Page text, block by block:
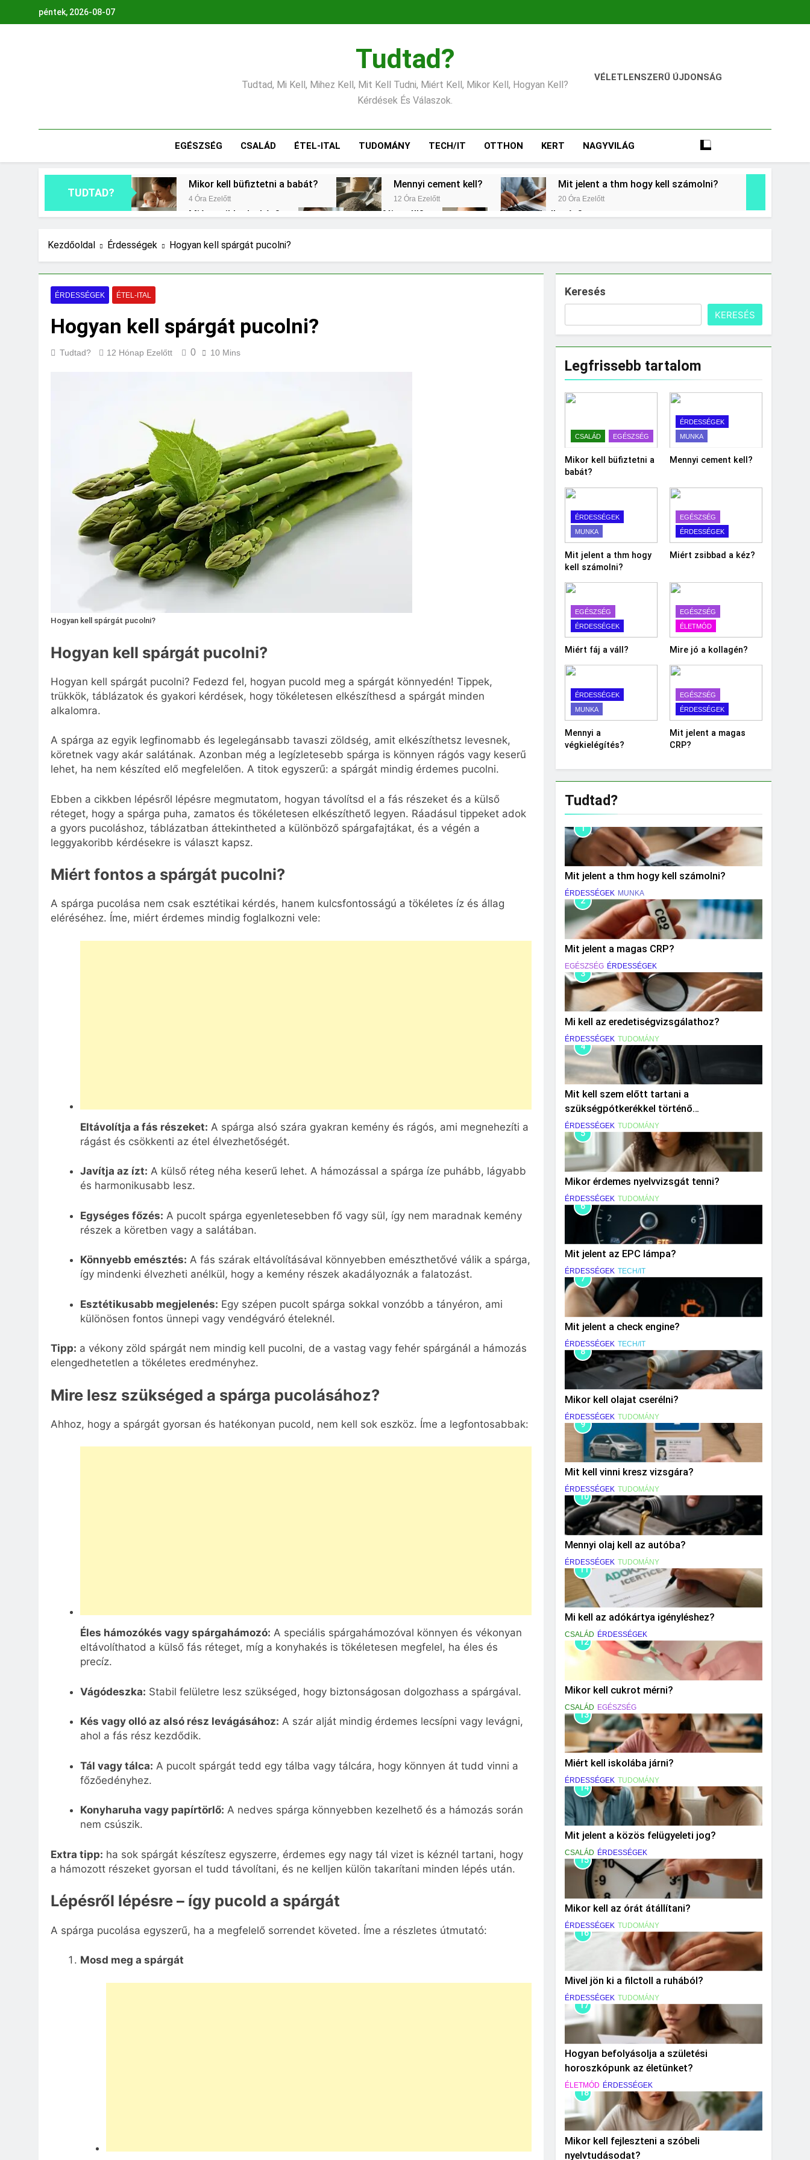
péntek, 2026-08-07
Tudtad?
Tudtad, Mi Kell, Mihez Kell, Mit Kell Tudni, Miért Kell, Mikor Kell, Hogyan Kell?
Kérdések És Válaszok.
VÉLETLENSZERŰ ÚJDONSÁG
EGÉSZSÉG CSALÁD ÉTEL-ITAL TUDOMÁNY TECH/IT OTTHON KERT NAGYVILÁG
TUDTAD?
Mikor kell büfiztetni a babát?
4 Óra Ezelőtt
Mennyi cement kell?
12 Óra Ezelőtt
Mit jelent a thm hogy kell számolni?
20 Óra Ezelőtt
Miért zsibbad a kéz? Miért fáj a váll? Mire jó a kollagén?
Mennyi a végkielégítés?
Mit jelent a magas vérnyomás?
Kezdőoldal Érdességek Hogyan kell spárgát pucolni?
ÉRDESSÉGEK ÉTEL-ITAL
Hogyan kell spárgát pucolni?
Tudtad? 12 Hónap Ezelőtt 0 10 Mins
Hogyan kell spárgát pucolni?
Hogyan kell spárgát pucolni?
Hogyan kell spárgát pucolni? Fedezd fel, hogyan pucold meg a spárgát könnyedén! Tippek,
trükkök, táblázatok és gyakori kérdések, hogy tökéletesen elkészíthesd a spárgát minden
alkalomra.
A spárga az egyik legfinomabb és legelegánsabb tavaszi zöldség, amit elkészíthetsz levesnek,
köretnek vagy akár salátának. Azonban még a legízletesebb spárga is könnyen rágós vagy keserű
lehet, ha nem készíted elő megfelelően. A titok egyszerű: a spárgát mindig érdemes pucolni.
Ebben a cikkben lépésről lépésre megmutatom, hogyan távolítsd el a fás részeket és a külső
réteget, hogy a spárga puha, zamatos és tökéletesen elkészíthető legyen. Ráadásul tippeket adok
a gyors pucoláshoz, táblázatban áttekintheted a különböző spárgafajtákat, és a végén a
leggyakoribb kérdésekre is választ kapsz.
Miért fontos a spárgát pucolni?
A spárga pucolása nem csak esztétikai kérdés, hanem kulcsfontosságú a tökéletes íz és állag
eléréséhez. Íme, miért érdemes mindig foglalkozni vele:
Eltávolítja a fás részeket: A spárga alsó szára gyakran kemény és rágós, ami megnehezíti a
rágást és csökkenti az étel élvezhetőségét.
Javítja az ízt: A külső réteg néha keserű lehet. A hámozással a spárga íze puhább, lágyabb
és harmonikusabb lesz.
Egységes főzés: A pucolt spárga egyenletesebben fő vagy sül, így nem maradnak kemény
részek a köretben vagy a salátában.
Könnyebb emésztés: A fás szárak eltávolításával könnyebben emészthetővé válik a spárga,
így mindenki élvezheti anélkül, hogy a kemény részek akadályoznák a falatozást.
Esztétikusabb megjelenés: Egy szépen pucolt spárga sokkal vonzóbb a tányéron, ami
különösen fontos ünnepi vagy vendégváró ételeknél.
Tipp: a vékony zöld spárgát nem mindig kell pucolni, de a vastag vagy fehér spárgánál a hámozás
elengedhetetlen a tökéletes eredményhez.
Mire lesz szükséged a spárga pucolásához?
Ahhoz, hogy a spárgát gyorsan és hatékonyan pucold, nem kell sok eszköz. Íme a legfontosabbak:
Éles hámozókés vagy spárgahámozó: A speciális spárgahámozóval könnyen és vékonyan
eltávolíthatod a külső fás réteget, míg a konyhakés is tökéletesen megfelel, ha éles és
precíz.
Vágódeszka: Stabil felületre lesz szükséged, hogy biztonságosan dolgozhass a spárgával.
Kés vagy olló az alsó rész levágásához: A szár alját mindig érdemes lecsípni vagy levágni,
ahol a fás rész kezdődik.
Tál vagy tálca: A pucolt spárgát tedd egy tálba vagy tálcára, hogy könnyen át tudd vinni a
főzőedényhez.
Konyharuha vagy papírtörlő: A nedves spárga könnyebben kezelhető és a hámozás során
nem csúszik.
Extra tipp: ha sok spárgát készítesz egyszerre, érdemes egy nagy tál vizet is kéznél tartani, hogy
a hámozott részeket gyorsan el tudd távolítani, és ne kelljen külön takarítani minden lépés után.
Lépésről lépésre – így pucold a spárgát
A spárga pucolása egyszerű, ha a megfelelő sorrendet követed. Íme a részletes útmutató:
Mosd meg a spárgát
Keresés
KERESÉS
Legfrissebb tartalom
CSALÁD EGÉSZSÉG
Mikor kell büfiztetni a
babát?
ÉRDESSÉGEK
MUNKA
Mennyi cement kell?
ÉRDESSÉGEK
MUNKA
Mit jelent a thm hogy
kell számolni?
EGÉSZSÉG
ÉRDESSÉGEK
Miért zsibbad a kéz?
EGÉSZSÉG
ÉRDESSÉGEK
Miért fáj a váll?
EGÉSZSÉG
ÉLETMÓD
Mire jó a kollagén?
ÉRDESSÉGEK
MUNKA
Mennyi a
végkielégítés?
EGÉSZSÉG
ÉRDESSÉGEK
Mit jelent a magas
CRP?
Tudtad?
1
Mit jelent a thm hogy kell számolni?
ÉRDESSÉGEK MUNKA
2
Mit jelent a magas CRP?
EGÉSZSÉG ÉRDESSÉGEK
3
Mi kell az eredetiségvizsgálathoz?
ÉRDESSÉGEK TUDOMÁNY
4
Mit kell szem előtt tartani a
szükségpótkerékkel történő
közlekedéskor?
ÉRDESSÉGEK TUDOMÁNY
5
Mikor érdemes nyelvvizsgát tenni?
ÉRDESSÉGEK TUDOMÁNY
6
Mit jelent az EPC lámpa?
ÉRDESSÉGEK TECH/IT
7
Mit jelent a check engine?
ÉRDESSÉGEK TECH/IT
8
Mikor kell olajat cserélni?
ÉRDESSÉGEK TUDOMÁNY
9
Mit kell vinni kresz vizsgára?
ÉRDESSÉGEK TUDOMÁNY
10
Mennyi olaj kell az autóba?
ÉRDESSÉGEK TUDOMÁNY
11
Mi kell az adókártya igényléshez?
CSALÁD ÉRDESSÉGEK
12
Mikor kell cukrot mérni?
CSALÁD EGÉSZSÉG
13
Miért kell iskolába járni?
ÉRDESSÉGEK TUDOMÁNY
14
Mit jelent a közös felügyeleti jog?
CSALÁD ÉRDESSÉGEK
15
Mikor kell az órát átállítani?
ÉRDESSÉGEK TUDOMÁNY
16
Mivel jön ki a filctoll a ruhából?
ÉRDESSÉGEK TUDOMÁNY
17
Hogyan befolyásolja a születési
horoszkópunk az életünket?
ÉLETMÓD ÉRDESSÉGEK
18
Mikor kell fejleszteni a szóbeli
nyelvtudásodat?